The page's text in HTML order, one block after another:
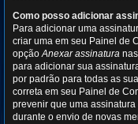
Como posso adicionar
Para adicionar uma
criar uma em seu Painel de
opçãoAnexar assinatura
para adicionar sua
por padrão para todas as
correta em seu Painel de
prevenir que uma
durante o envio de novas